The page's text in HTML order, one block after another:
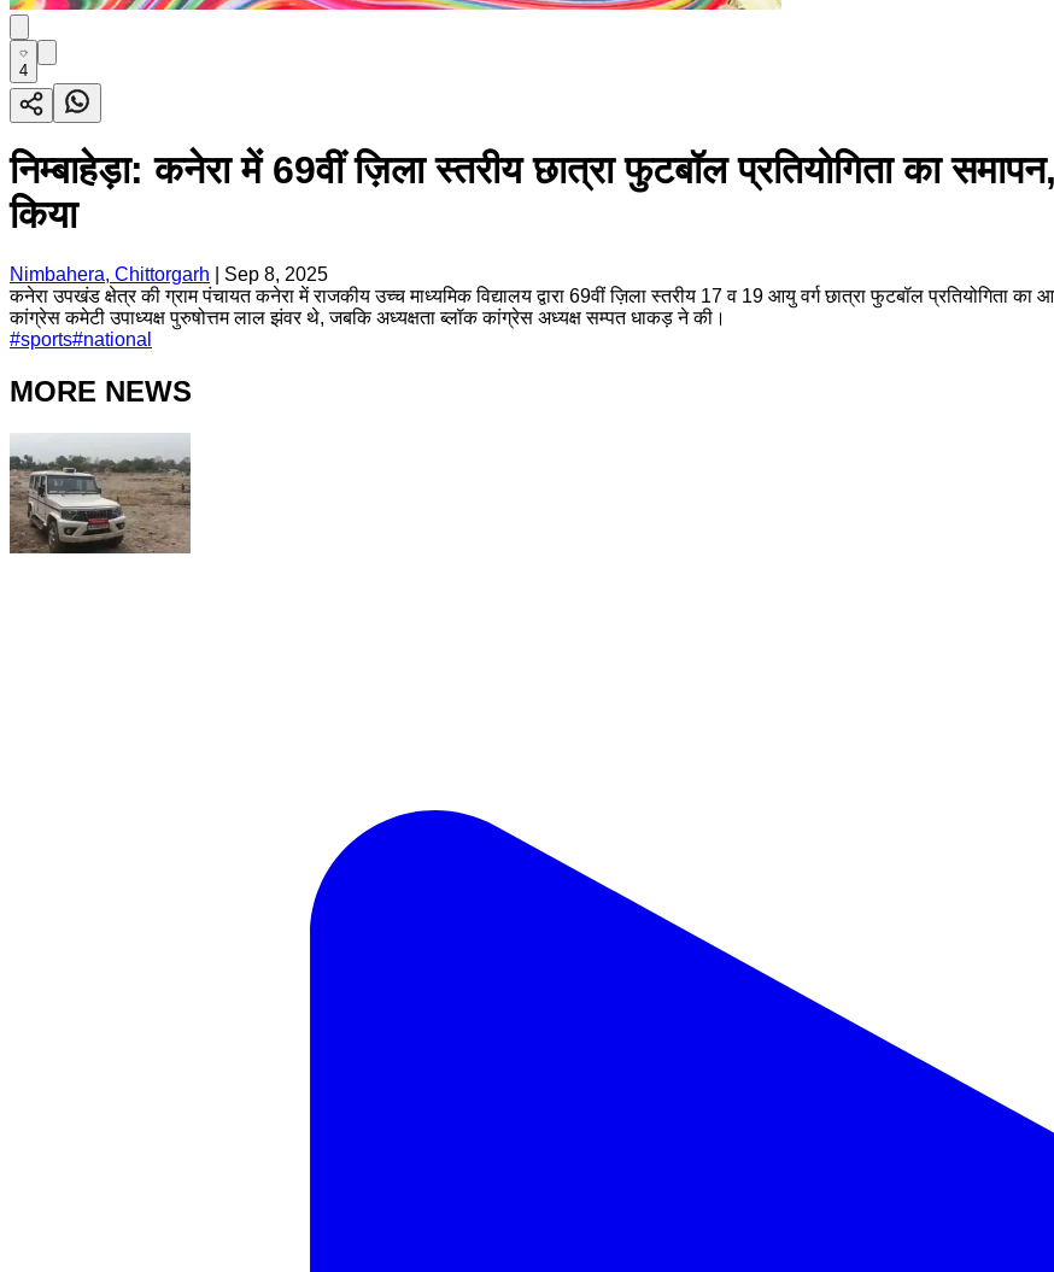
4
निम्बाहेड़ा: कनेरा में 69वीं ज़िला स्तरीय छात्रा फुटबॉल प्रतियोगिता का
किया
Nimbahera, Chittorgarh
Sep 8, 2025
कनेरा उपखंड क्षेत्र की ग्राम पंचायत कनेरा में राजकीय उच्च माध्यमिक विद्यालय द्वारा 69वीं ज़िला स्तरीय 17 व 19 आयु वर्ग छात्रा फुटबॉल
कांग्रेस कमेटी उपाध्यक्ष पुरुषोत्तम लाल झंवर थे, जबकि अध्यक्षता ब्लॉक कांग्रेस अध्यक्ष सम्पत धाकड़ ने की।
#sports#national
MORE NEWS